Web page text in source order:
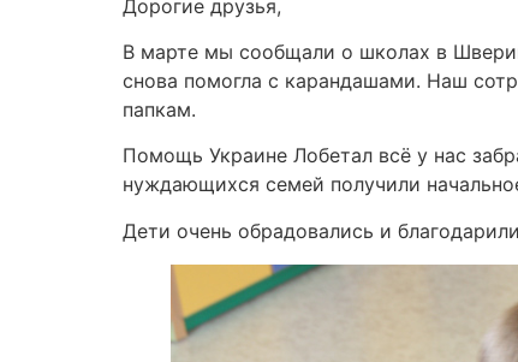
Дорогие друзья,
В марте мы сообщали о школах в
снова помогла с карандашами. Наш
папкам.
Помощь Украине Лобетал всё у нас
нуждающихся семей получили
Дети очень обрадовались и